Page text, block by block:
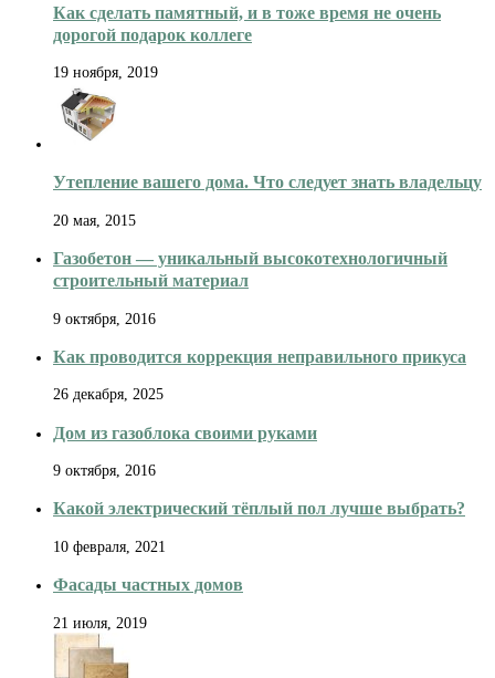
Как сделать памятный, и в тоже время не очень
дорогой подарок коллеге
19 ноября, 2019
Утепление вашего дома. Что следует знать владельцу
20 мая, 2015
Газобетон — уникальный высокотехнологичный
строительный материал
9 октября, 2016
Как проводится коррекция неправильного прикуса
26 декабря, 2025
Дом из газоблока своими руками
9 октября, 2016
Какой электрический тёплый пол лучше выбрать?
10 февраля, 2021
Фасады частных домов
21 июля, 2019